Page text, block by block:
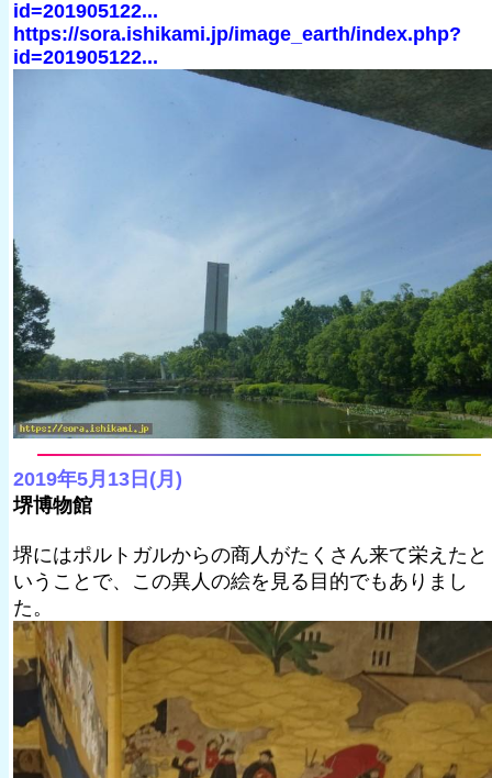
id=201905122...
https://sora.ishikami.jp/image_earth/index.php?
id=201905122...
2019年5月13日(月)
堺博物館
堺にはポルトガルからの商人がたくさん来て栄えたと
いうことで、この異人の絵を見る目的でもありまし
た。